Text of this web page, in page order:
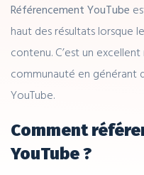
Référencement YouTube
haut des résultats lorsque
contenu. C’est un
communauté en générant
YouTube.
Comment
YouTube ?